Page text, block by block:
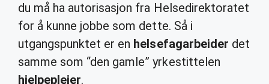
du må ha autorisasjon fra Helsedirektoratet
for å kunne jobbe som dette. Så i
utgangspunktet er en helsefagarbeider det
samme som “den gamle” yrkestittelen
hjelpepleier.